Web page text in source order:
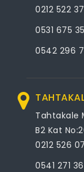
0212 522
0531 675
0542 296
Tahtakale
B2 Kat
0212 526
0541 271